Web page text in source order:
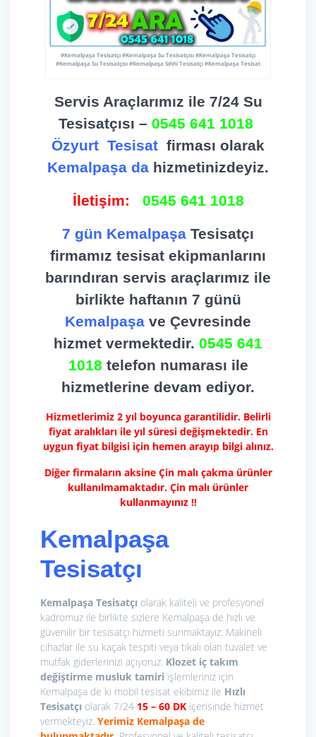
#Kemalpaşa Tesisatçı #Kemalpaşa Su Tesisatçısı #Kemalpaşa Tesisatçı
#Kemalpaşa Su Tesisatçısı #Kemalpaşa Sıhhi Tesisatçı #Kemalpaşa Tesisat
Servis Araçlarımız ile 7/24 Su
Tesisatçısı – 0545 641 1018
Özyurt Tesisat firması olarak
Kemalpaşa da hizmetinizdeyiz.
İletişim: 0545 641 1018
7 gün Kemalpaşa Tesisatçı
firmamız tesisat ekipmanlarını
barındıran servis araçlarımız ile
birlikte haftanın 7 günü
Kemalpaşa ve Çevresinde
hizmet vermektedir. 0545 641
1018 telefon numarası ile
hizmetlerine devam ediyor.
Hizmetlerimiz 2 yıl boyunca garantilidir. Belirli
fiyat aralıkları ile yıl süresi değişmektedir. En
uygun fiyat bilgisi için hemen arayıp bilgi alınız.
Diğer firmaların aksine Çin malı çakma ürünler
kullanılmamaktadır. Çin malı ürünler
kullanmayınız !!
Kemalpaşa
Tesisatçı
Kemalpaşa Tesisatçı olarak kaliteli ve profesyonel
kadromuz ile birlikte sizlere Kemalpaşa de hızlı ve
güvenilir bir tesisatçı hizmeti sunmaktayız. Makineli
cihazlar ile su kaçak tespiti veya tıkalı olan tuvalet ve
mutfak giderlerinizi açıyoruz. Klozet iç takım
değiştirme musluk tamiri işlemleriniz için
Kemalpaşa de ki mobil tesisat ekibimiz ile Hızlı
Tesisatçı olarak 7/24 15 – 60 DK içerisinde hizmet
vermekteyiz. Yerimiz Kemalpaşa de